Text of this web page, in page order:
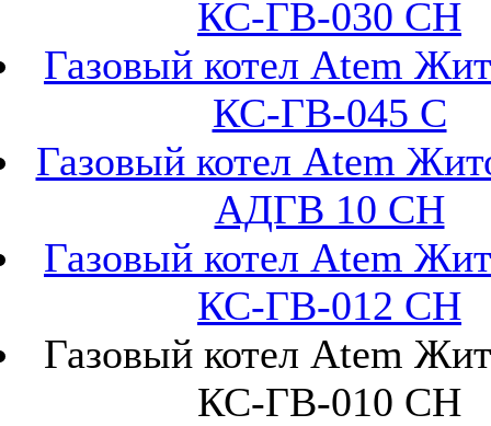
КС-ГВ-030 СН
Газовый котел Atem
КС-ГВ-045 С
Газовый котел Atem
АДГВ 10 СН
Газовый котел Atem
КС-ГВ-012 СН
Газовый котел Atem
КС-ГВ-010 СН